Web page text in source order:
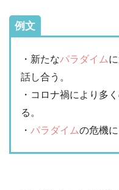
例文
・新たなパラダイム
話し合う。
・コロナ禍により多
る。
・ パラダイムの危機